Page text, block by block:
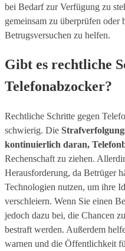
bei Bedarf zur Verfügung zu
gemeinsam zu überprüfen oder
Betrugsversuchen zu helfen.
Gibt es rechtliche
Telefonabzocker?
Rechtliche Schritte gegen
schwierig. Die
kontinuierlich daran,
Rechenschaft zu ziehen.
Herausforderung, da Betrüger
Technologien nutzen, um ihre
verschleiern. Wenn Sie einen
jedoch dazu bei, die Chancen
bestraft werden. Außerdem
warnen und die Öffentlichkeit